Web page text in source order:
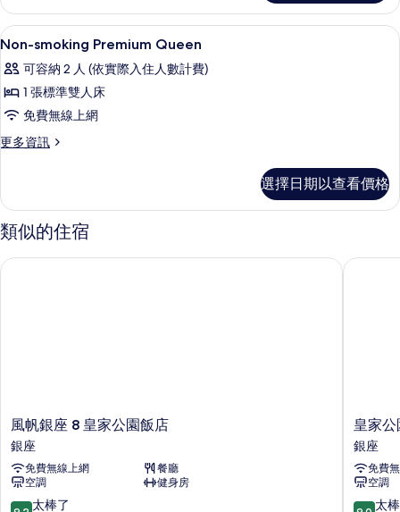
有
相
片
Premium
Plus
的
情
顯
示
Non-
smoking
Premium
Queen
有
相
片
客房內保險箱、書桌、筆電工作空間
1
Non-smoking Premium Queen
可容納 2 人 (依實際入住人數計費)
1 張標準雙人床
免費無線上網
更多資訊
更
Premium
Queen
的
情
選擇日期以查看價格
類似的住宿
風
帆
銀
座
8
皇
風帆銀座 8 皇家公園飯店
銀座
免費無線上網
餐廳
空調
健身房
9.2 太棒了
風帆銀座 8 皇家公園飯店
皇
家
公
園
飯
店
皇家
銀座
免費
空調
9.0 太
皇家公